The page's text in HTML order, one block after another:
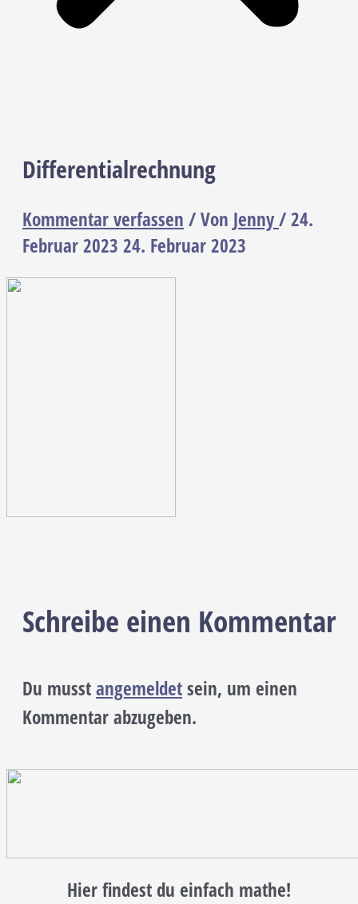
Differentialrechnung
Kommentar verfassen / Von Jenny/24.
Februar 2023 24. Februar 2023
Schreibe einen Kommentar
Du musstangemeldetsein, um einen
Kommentar abzugeben.
Hier findest du einfach mathe!